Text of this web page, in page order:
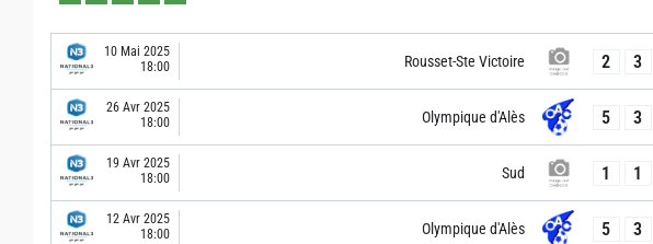
10 Mai 2025
18:00
Rousset-Ste Victoire 2 3
26 Avr 2025
18:00
Olympique d'Alès 5 3
19 Avr 2025
18:00
Sud 1 1
12 Avr 2025
18:00
Olympique d'Alès 5 3